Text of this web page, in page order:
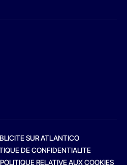
SUR ATLANTICO
DE CONFIDENTIALITE
POLITIQUE RELATIVE AUX COOKIES